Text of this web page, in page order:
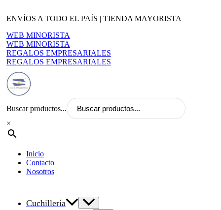
al
ENVÍOS A TODO EL PAÍS | TIENDA MAYORISTA
WEB MINORISTA
WEB MINORISTA
REGALOS EMPRESARIALES
REGALOS EMPRESARIALES
Buscar productos...
×
Inicio
Contacto
Nosotros
Cuchillería